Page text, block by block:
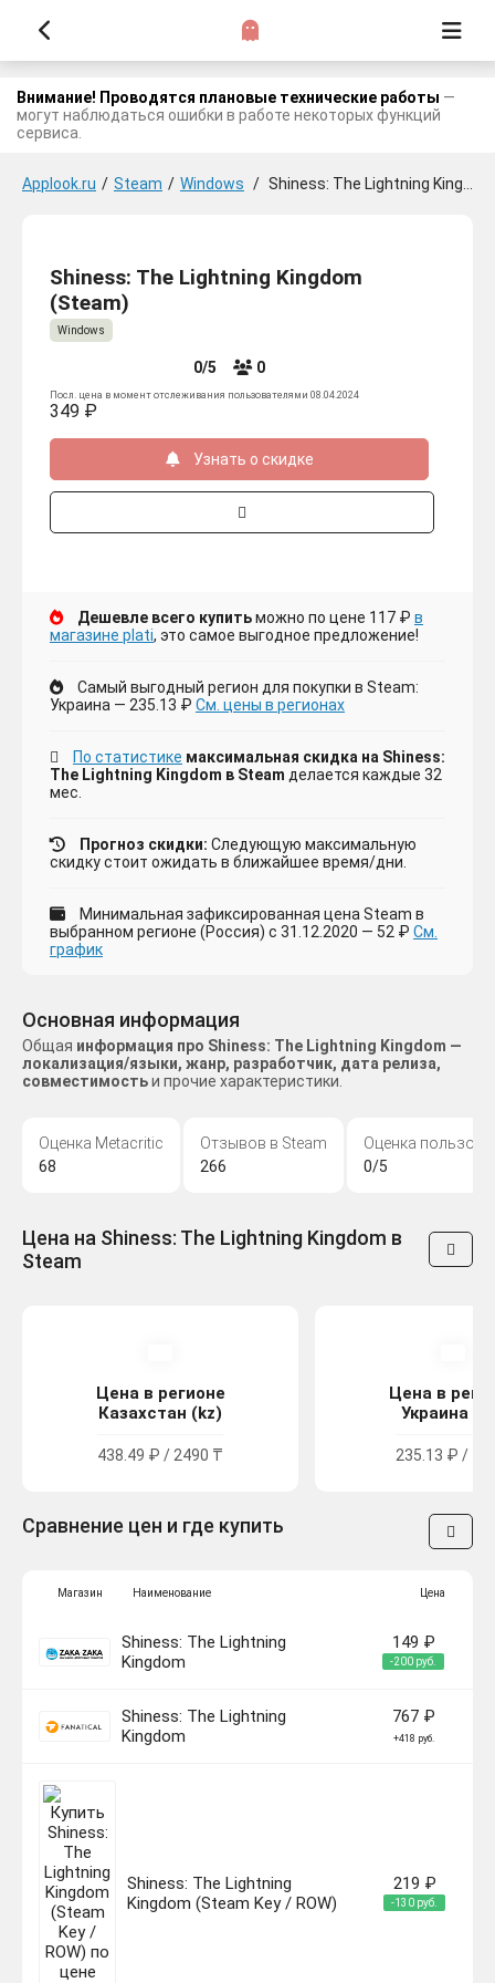
Внимание! Проводятся плановые технические работы —
могут наблюдаться ошибки в работе некоторых функций
сервиса.
Applook.ru / Steam / Windows / Shiness: The Lightning Kingdom
Shiness: The Lightning Kingdom
(Steam)
Windows
0/5 0
Посл. цена в момент отслеживания пользователями 08.04.2024
349 ₽
Узнать о скидке
Дешевле всего купитьможно по цене 117 ₽ в
магазине plati, это самое выгодное предложение!
Самый выгодный регион для покупки в Steam:
Украина — 235.13 ₽ См. цены в регионах
По статистике максимальная скидка на Shiness:
The Lightning Kingdom в Steam делается каждые 32
мес.
Прогноз скидки: Следующую максимальную
скидку стоит ожидать в ближайшее время/дни.
Минимальная зафиксированная цена Steam в
выбранном регионе (Россия) с 31.12.2020 — 52 ₽ См.
график
Основная информация
Общая информация про Shiness: The Lightning Kingdom —
локализация/языки, жанр, разработчик, дата релиза,
совместимостьи прочие характеристики.
Оценка Metacritic
68
Отзывов в Steam
266
Оценка
0/5
Цена на Shiness: The Lightning Kingdom в
Steam
Цена в регионе
Казахстан (kz)
438.49 ₽ / 2490 ₸
Цена в
Украина
235.13 ₽ /
Сравнение цен и где купить
Магазин Наименование Цена
Shiness: The Lightning
Kingdom
149 ₽
-200 руб.
Shiness: The Lightning
Kingdom
767 ₽
+418 руб.
Shiness: The Lightning
Kingdom (Steam Key / ROW)
219 ₽
-130 руб.